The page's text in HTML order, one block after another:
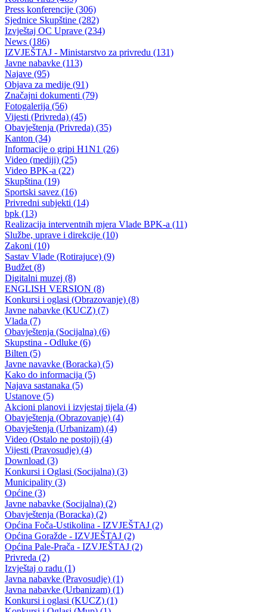
Javni poziv za dostavljanje prijava (prijedloga projekata i zahtjeva) za
odabir korisnika sredstava za finansiranje po „Programu razvoja
turizma u Bosansko-podrinjskom kantonu Goražde za 2013. godinu
30.04.2013